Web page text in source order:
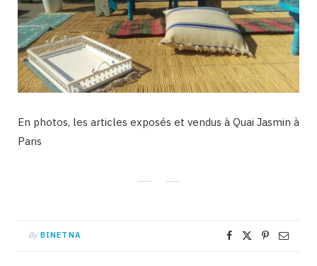
En photos, les articles exposés et vendus à Quai Jasmin à
Paris
By BINETNA